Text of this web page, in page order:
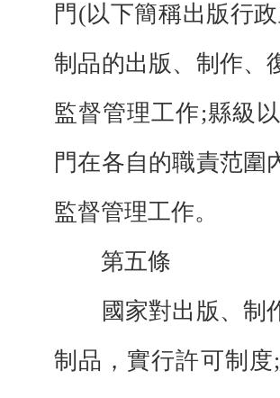
門(以下簡稱出版行
制品的出版、制作、
監督管理工作;縣級
門在各自的職責范圍
監督管理工作。
第五條
國家對出版、制作
制品，實行許可制